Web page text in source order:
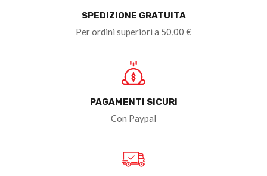
SPEDIZIONE GRATUITA
Per ordini superiori a 50,00 €
PAGAMENTI SICURI
Con Paypal